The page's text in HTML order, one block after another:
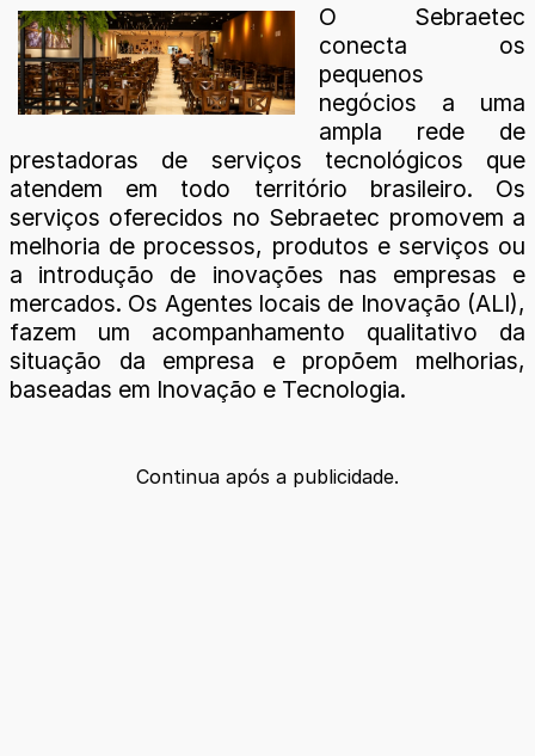
O Sebraetec
conecta os
pequenos
negócios a uma
ampla rede de
prestadoras de serviços tecnológicos que
atendem em todo território brasileiro. Os
serviços oferecidos no Sebraetec promovem a
melhoria de processos, produtos e serviços ou
a introdução de inovações nas empresas e
mercados. Os Agentes locais de Inovação (ALI),
fazem um acompanhamento qualitativo da
situação da empresa e propõem melhorias,
baseadas em Inovação e Tecnologia.
Continua após a publicidade.